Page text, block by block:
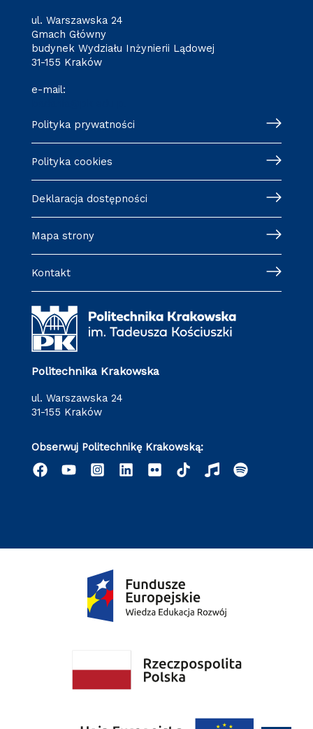
ul. Warszawska 24
Gmach Główny
budynek Wydziału Inżynierii Lądowej
31-155 Kraków
e-mail:
Polityka prywatności
Polityka cookies
Deklaracja dostępności
Mapa strony
Kontakt
Politechnika Krakowska
ul. Warszawska 24
31-155 Kraków
Obserwuj Politechnikę Krakowską: